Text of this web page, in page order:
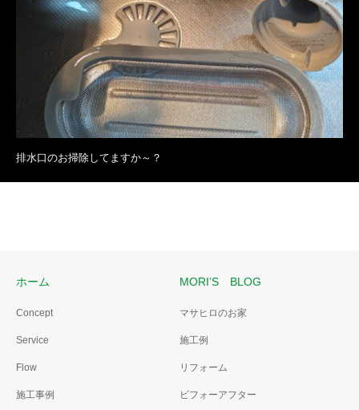
排水口のお掃除してますか～？
ホーム
Concept
Service
Flow
施工事例
MORI’S BLOG
マサヒロのお家
施工例
リフォーム
ビフォーアフター